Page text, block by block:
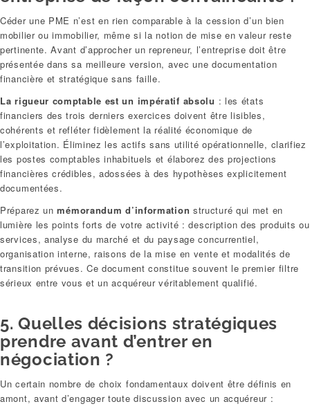
Céder une PME n’est en rien comparable à la cession d’un bien
mobilier ou immobilier, même si la notion de mise en valeur reste
pertinente. Avant d’approcher un repreneur, l’entreprise doit être
présentée dans sa meilleure version, avec une documentation
financière et stratégique sans faille.
La rigueur comptable est un impératif absolu : les états
financiers des trois derniers exercices doivent être lisibles,
cohérents et refléter fidèlement la réalité économique de
l’exploitation. Éliminez les actifs sans utilité opérationnelle, clarifiez
les postes comptables inhabituels et élaborez des projections
financières crédibles, adossées à des hypothèses explicitement
documentées.
Préparez unmémorandum d’information structuré qui met en
lumière les points forts de votre activité : description des produits ou
services, analyse du marché et du paysage concurrentiel,
organisation interne, raisons de la mise en vente et modalités de
transition prévues. Ce document constitue souvent le premier filtre
sérieux entre vous et un acquéreur véritablement qualifié.
5. Quelles décisions stratégiques
prendre avant d’entrer en
négociation ?
Un certain nombre de choix fondamentaux doivent être définis en
amont, avant d’engager toute discussion avec un acquéreur :